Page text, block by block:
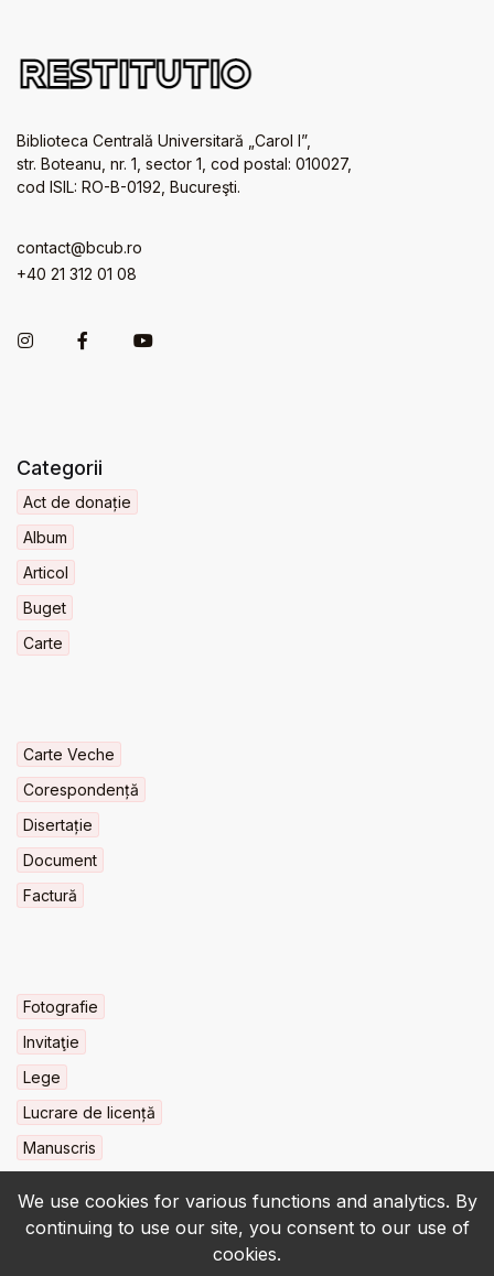
We use cookies for various functions and analytics. By
continuing to use our site, you consent to our use of
cookies.
Biblioteca Centrală Universitară „Carol I”,
str. Boteanu, nr. 1, sector 1, cod postal: 010027,
cod ISIL: RO-B-0192, Bucureşti.
contact@bcub.ro
+40 21 312 01 08
Categorii
Act de donație
Album
Articol
Buget
Carte
Carte Veche
Corespondență
Disertație
Document
Factură
Fotografie
Invitaţie
Lege
Lucrare de licență
Manuscris